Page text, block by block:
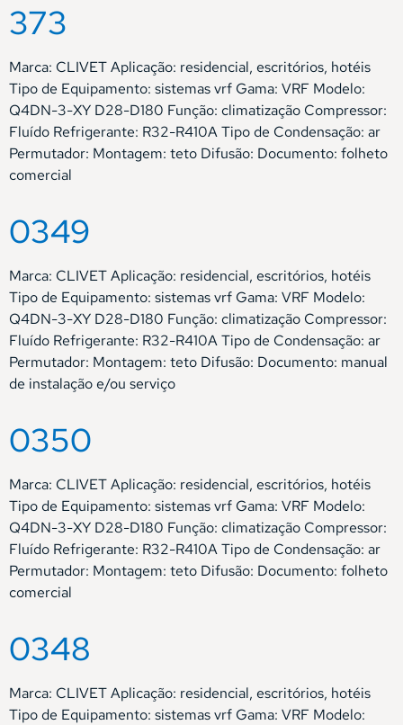
373
Marca: CLIVET Aplicação: residencial, escritórios, hotéis
Tipo de Equipamento: sistemas vrf Gama: VRF Modelo:
Q4DN-3-XY D28-D180 Função: climatização Compressor:
Fluído Refrigerante: R32-R410A Tipo de Condensação: ar
Permutador: Montagem: teto Difusão: Documento: folheto
comercial
0349
Marca: CLIVET Aplicação: residencial, escritórios, hotéis
Tipo de Equipamento: sistemas vrf Gama: VRF Modelo:
Q4DN-3-XY D28-D180 Função: climatização Compressor:
Fluído Refrigerante: R32-R410A Tipo de Condensação: ar
Permutador: Montagem: teto Difusão: Documento: manual
de instalação e/ou serviço
0350
Marca: CLIVET Aplicação: residencial, escritórios, hotéis
Tipo de Equipamento: sistemas vrf Gama: VRF Modelo:
Q4DN-3-XY D28-D180 Função: climatização Compressor:
Fluído Refrigerante: R32-R410A Tipo de Condensação: ar
Permutador: Montagem: teto Difusão: Documento: folheto
comercial
0348
Marca: CLIVET Aplicação: residencial, escritórios, hotéis
Tipo de Equipamento: sistemas vrf Gama: VRF Modelo: